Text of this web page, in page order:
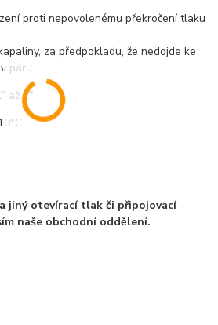
proti nepovolenému překročení tlaku
za předpokladu, že nedojde ke
páru.
až 2"
jiný otevírací tlak či připojovací
naše obchodní oddělení.